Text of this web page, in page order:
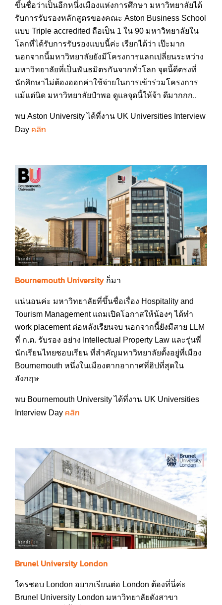
ขึ้นชื่อว่าเป็นอีกหนึ่งเมืองแห่งการศึกษา มหาวิทยาลัยได้
รับการรับรองหลักสูตรของคณะ Aston Business School
แบบ Triple accredited ถือเป็น 1 ใน 90 มหาวิทยาลัยใน
โลกที่ได้รับการรับรองแบบนี้ค่ะ เรียกได้ว่า เป๊ะมาก
นอกจากนี้มหาวิทยาลัยยังมีโครงการแลกเปลี่ยนระหว่าง
มหาวิทยาลัยที่เป็นพันธมิตรกันจากทั่วโลก จุดนี้ดีตรงที่
นักศึกษาไม่ต้องออกค่าใช้จ่ายในการเข้าร่วมโครงการ
แม้แต่นิด มหาวิทยาลัยป๋าพอ ดูแลจุดนี้ให้จ้า ดีมากกก..
พบ Aston University ได้ที่งาน UK Universities Interview
Day คลิก
Bournemouth University ก็มา
แน่นอนค่ะ มหาวิทยาลัยที่ขึ้นชื่อเรื่อง Hospitality and
Tourism Management แถมเปิดโอกาสให้น้องๆ ได้ทำ
work placement ต่อหลังเรียนจบ นอกจากนี้ยังมีสาย LLM
ที่ ก.ต. รับรอง อย่าง Intellectual Property Law และรุ่นพี่
นักเรียนไทยชอบเรียน ที่สำคัญมหาวิทยาลัยตั้งอยู่ที่เมือง
Bournemouth หนึ่งในเมืองตากอากาศที่ฮิปที่สุดใน
อังกฤษ
พบ Bournemouth University ได้ที่งาน UK Universities
Interview Day คลิก
Brunel University London
ใครชอบ London อยากเรียนต่อ London ต้องที่นี่ค่ะ
Brunel University London มหาวิทยาลัยดังสาขา